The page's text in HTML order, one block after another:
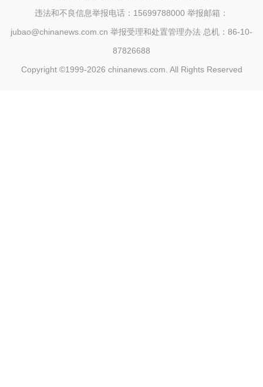
违法和不良信息举报电话：15699788000 举报邮箱：
jubao@chinanews.com.cn 举报受理和处置管理办法 总机：86-10-
87826688
Copyright ©1999-2026 chinanews.com. All Rights Reserved